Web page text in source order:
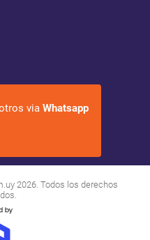
via Whatsapp
2026. Todos los derechos